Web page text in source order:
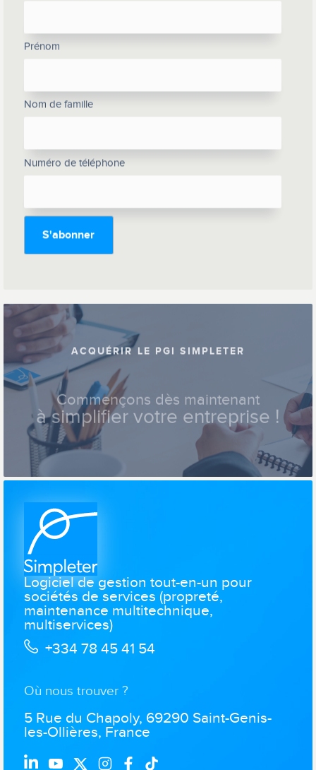
Prénom
Nom de famille
Numéro de téléphone
ACQUÉRIR LE PGI SIMPLETER
Commençons dès maintenant
à simplifier votre entreprise !
Prendre contact !
Logiciel de gestion tout-en-un pour
sociétés de services (propreté,
maintenance multitechnique,
multiservices)
+334 78 45 41 54
Où nous trouver ?
5 Rue du Chapoly, 69290 Saint-Genis-
les-Ollières, France